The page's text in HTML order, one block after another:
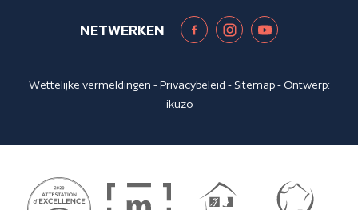
NETWERKEN
Wettelijke vermeldingen -Privacybeleid - Sitemap- Ontwerp:
ikuzo